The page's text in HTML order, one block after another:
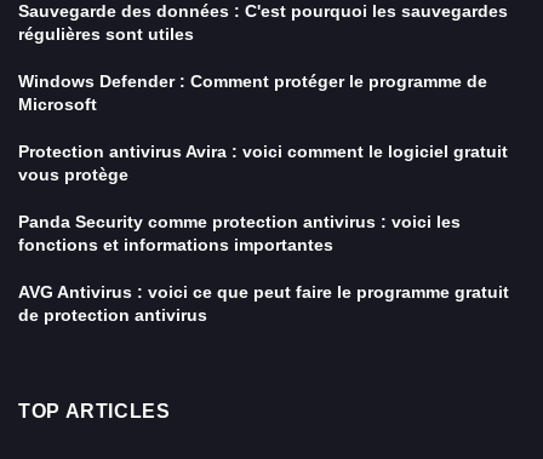
Sauvegarde des données : C'est pourquoi les sauvegardes
régulières sont utiles
Windows Defender : Comment protéger le programme de
Microsoft
Protection antivirus Avira : voici comment le logiciel gratuit
vous protège
Panda Security comme protection antivirus : voici les
fonctions et informations importantes
AVG Antivirus : voici ce que peut faire le programme gratuit
de protection antivirus
TOP ARTICLES